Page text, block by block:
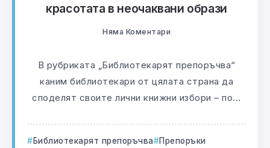
красотата в неочаквани образи
Няма Коментари
В рубриката „Библиотекарят препоръчва“
каним библиотекари от цялата страна да
споделят своите лични книжни избори – по...
Библиотекарят препоръчва Препоръки